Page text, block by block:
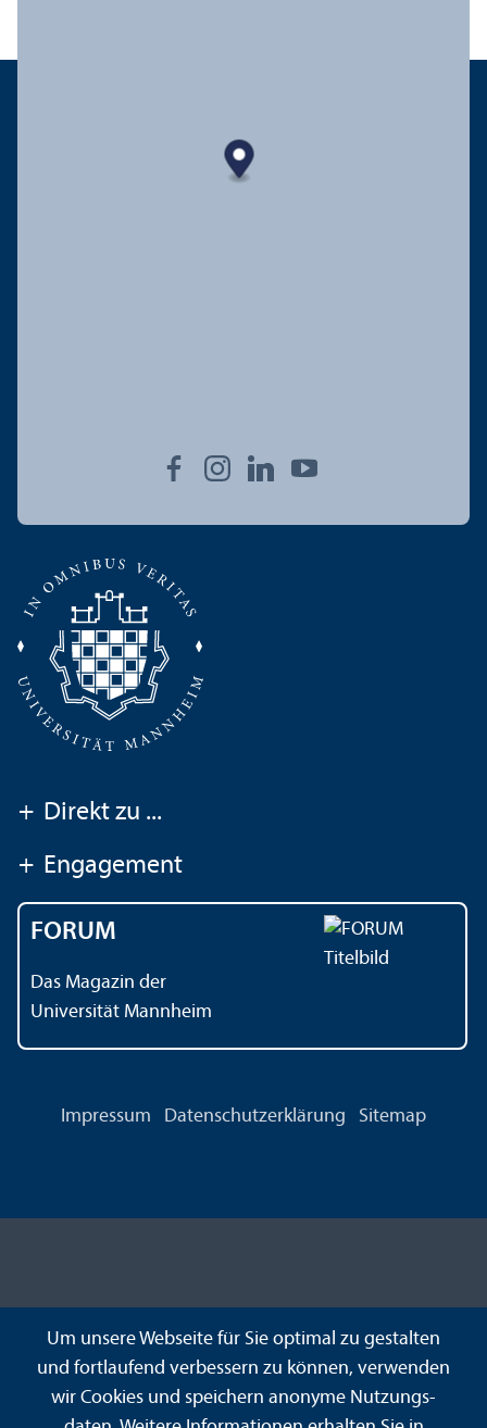
+ Direkt zu ...
+ Engagement
FORUM
Das Magazin der
Universität Mannheim
Impressum Datenschutz­erklärung Sitemap
Um unsere Webseite für Sie optimal zu gestalten
und fortlaufend verbessern zu können, verwenden
wir Cookies und speichern anonyme Nutzungs­